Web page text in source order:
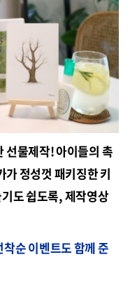
선물제작! 아이들의 촉
정성껏 패키징한 키
도 쉽도록, 제작영상
순 이벤트도 함께 준